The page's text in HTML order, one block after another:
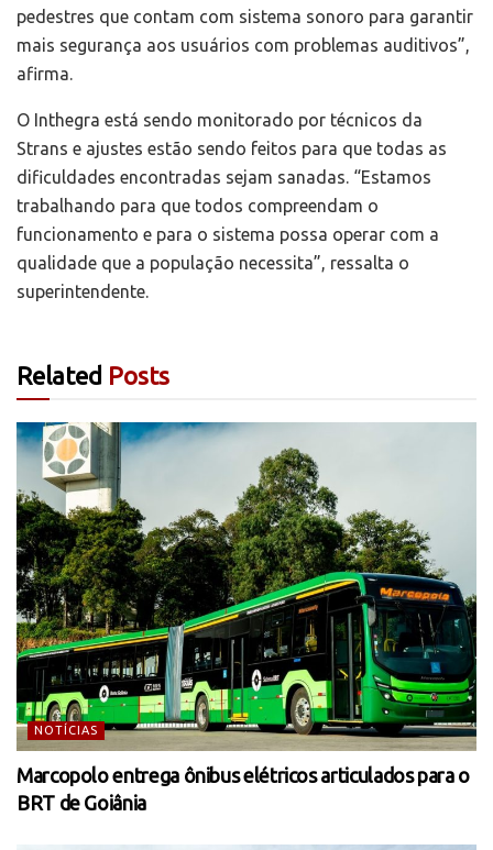
pedestres que contam com sistema sonoro para garantir
mais segurança aos usuários com problemas auditivos”,
afirma.
O Inthegra está sendo monitorado por técnicos da
Strans e ajustes estão sendo feitos para que todas as
dificuldades encontradas sejam sanadas. “Estamos
trabalhando para que todos compreendam o
funcionamento e para o sistema possa operar com a
qualidade que a população necessita”, ressalta o
superintendente.
Related Posts
NOTÍCIAS
Marcopolo entrega ônibus elétricos articulados para o
BRT de Goiânia